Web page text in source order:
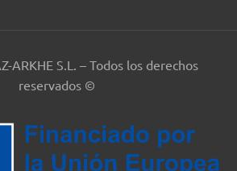
ARKHE S.L. – Todos los derechos
reservados ©